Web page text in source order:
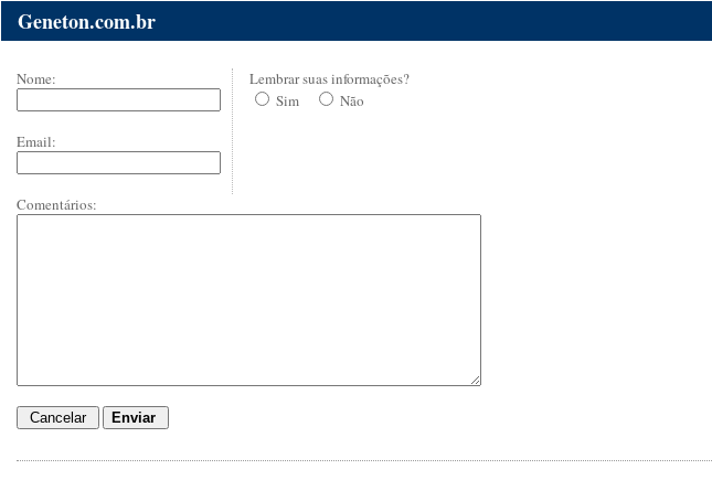
Geneton.com.br
Nome:
Email:
Lembrar suas informações?
Sim
Não
Comentários: